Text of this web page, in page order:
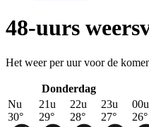
48-uurs
Het weer per uur voor de
Donderdag
Nu
30°
21u
29°
22u
28°
23u
27°
00u
26°